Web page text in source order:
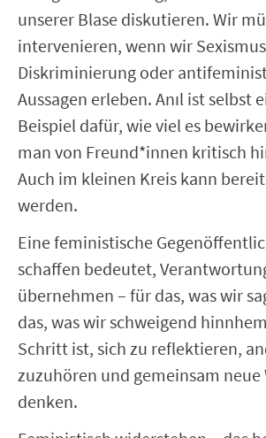
unserer Blase diskutieren. Wir
intervenieren, wenn wir
Diskriminierung oder
Aussagen erleben. Anıl ist selbst
Beispiel dafür, wie viel es
man von Freund*innen kritisch
Auch im kleinen Kreis kann
werden.
Eine feministische
schaffen bedeutet,
übernehmen – für das, was wir
das, was wir schweigend
Schritt ist, sich zu reflektieren,
zuzuhören und gemeinsam neue
denken.